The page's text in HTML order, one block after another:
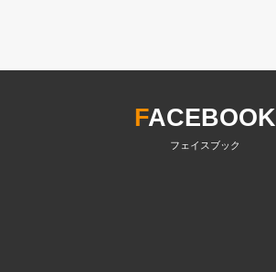
FACEBOOK